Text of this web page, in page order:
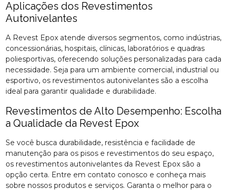
Aplicações dos Revestimentos
Autonivelantes
A Revest Epox atende diversos segmentos, como indústrias,
concessionárias, hospitais, clínicas, laboratórios e quadras
poliesportivas, oferecendo soluções personalizadas para cada
necessidade. Seja para um ambiente comercial, industrial ou
esportivo, os revestimentos autonivelantes são a escolha
ideal para garantir qualidade e durabilidade.
Revestimentos de Alto Desempenho: Escolha
a Qualidade da Revest Epox
Se você busca durabilidade, resistência e facilidade de
manutenção para os pisos e revestimentos do seu espaço,
os revestimentos autonivelantes da Revest Epox são a
opção certa. Entre em contato conosco e conheça mais
sobre nossos produtos e serviços. Garanta o melhor para o